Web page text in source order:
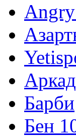
Барби
Бен